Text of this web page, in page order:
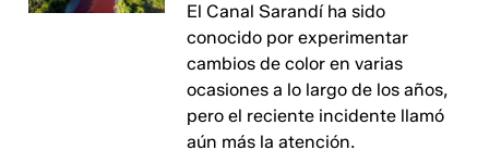
El Canal Sarandí ha sido
conocido por experimentar
cambios de color en varias
ocasiones a lo largo de los años,
pero el reciente incidente llamó
aún más la atención.